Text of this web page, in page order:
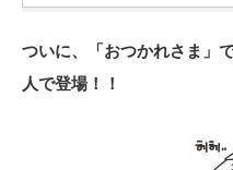
ついに、「おつかれさま」
人で登場！！